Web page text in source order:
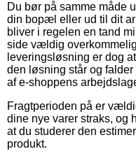
Du bør på samme måde
din bopæl eller ud til dit
bliver i regelen en tand
side vældig
leveringsløsning er dog
den løsning står og
af e-shoppens
Fragtperioden på er
dine nye varer straks, og
at du studerer den
produkt.